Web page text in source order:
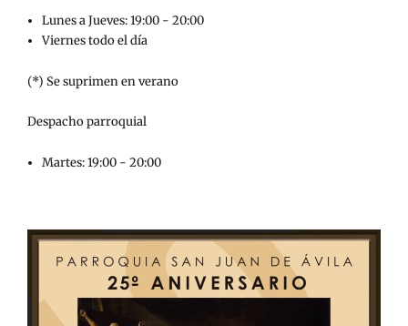
Lunes a Jueves: 19:00 - 20:00
Viernes todo el día
(*) Se suprimen en verano
Despacho parroquial
Martes: 19:00 - 20:00